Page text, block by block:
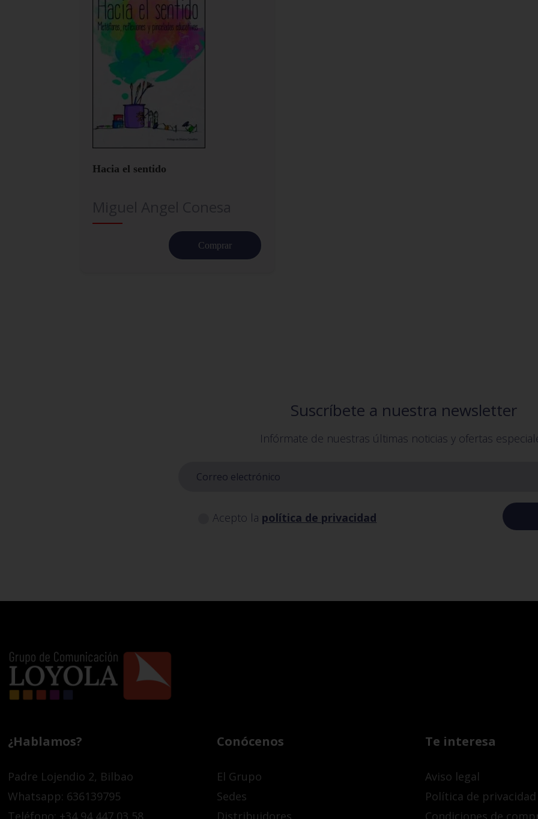
Hacia el sentido
Comprar
Suscríbete a nuestra newsletter
Infórmate de nuestras últimas noticias y ofertas
Acepto la política de privacidad
¿Hablamos?
Padre Lojendio 2, Bilbao
Whatsapp: 636139795
Teléfono: +34 94 447 03 58
Conócenos
El Grupo
Sedes
Distribuidores
Te interesa
Aviso legal
Política de privacidad
Condiciones de